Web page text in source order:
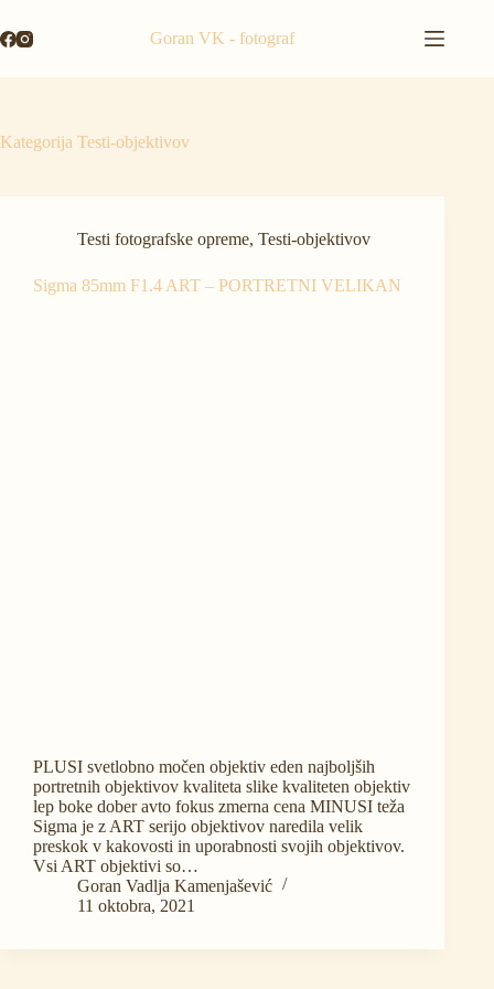
to
content
Goran VK - fotograf
Kategorija Testi-objektivov
Testi fotografske opreme, Testi-objektivov
Sigma 85mm F1.4 ART – PORTRETNI VELIKAN
PLUSI svetlobno močen objektiv eden najboljših
portretnih objektivov kvaliteta slike kvaliteten objektiv
lep boke dober avto fokus zmerna cena MINUSI teža
Sigma je z ART serijo objektivov naredila velik
preskok v kakovosti in uporabnosti svojih objektivov.
Vsi ART objektivi so…
Goran Vadlja Kamenjašević
11 oktobra, 2021